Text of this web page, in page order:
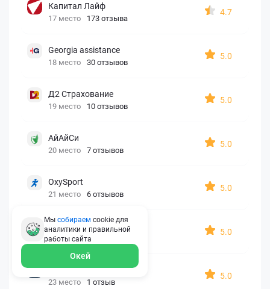
Капитал Лайф
17 место 173 отзыва
4.7
Georgia assistance
18 место 30 отзывов
5.0
Д2 Страхование
19 место 10 отзывов
5.0
АйАйСи
20 место 7 отзывов
5.0
OxySport
21 место 6 отзывов
5.0
ERGO AXA
22 место 2 отзыва
5.0
Oxy Travel Premium
23 место 1 отзыв
5.0
Мы собираем cookie для
аналитики и правильной
работы сайта
Окей